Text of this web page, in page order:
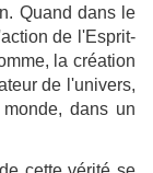
Quand dans le
de l'Esprit-
la création
de l'univers,
dans un